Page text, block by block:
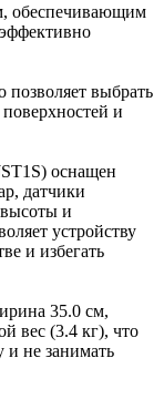
обеспечивающим
выбрать
и
оснащен
датчики
и
устройству
и избегать
35.0 см,
вес (3.4 кг), что
и не занимать